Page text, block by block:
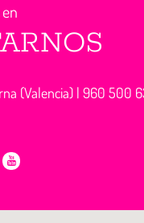
(Valencia) | 960 500